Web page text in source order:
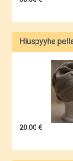
Hiuspyyhe
20.00 €